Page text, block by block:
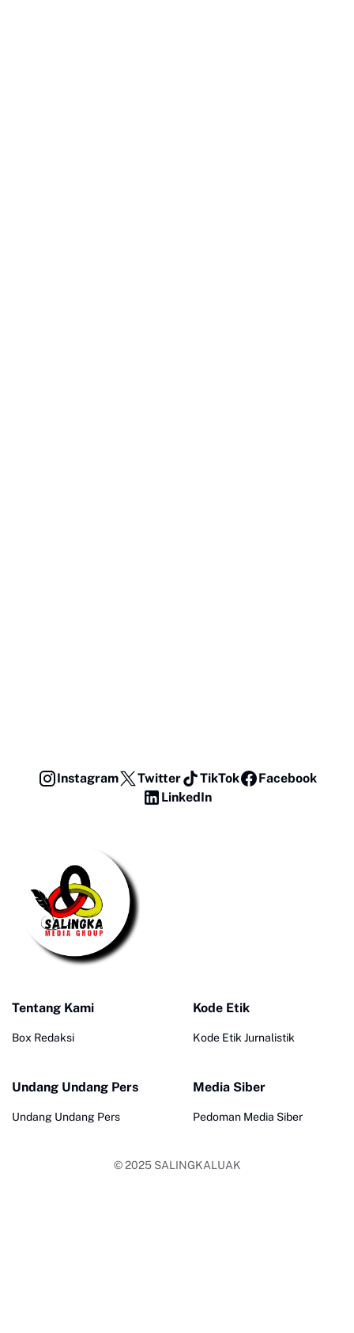
Instagram Twitter TikTok
Facebook
LinkedIn
Tentang Kami
Box Redaksi
Kode Etik
Kode Etik Jurnalistik
Undang Undang Pers
Undang Undang Pers
Media Siber
Pedoman Media Siber
© 2025 SALINGKALUAK